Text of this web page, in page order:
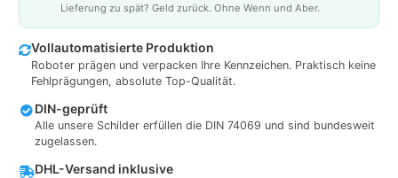
Lieferung zu spät? Geld zurück. Ohne Wenn und Aber.
Vollautomatisierte Produktion
Roboter prägen und verpacken Ihre Kennzeichen. Praktisch keine
Fehlprägungen, absolute Top-Qualität.
DIN-geprüft
Alle unsere Schilder erfüllen die DIN 74069 und sind bundesweit
zugelassen.
DHL-Versand inklusive